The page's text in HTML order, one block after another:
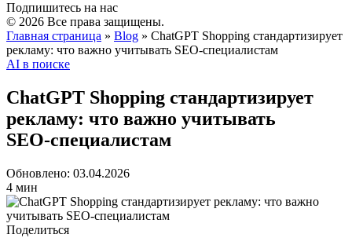
Подпишитесь на нас
© 2026 Все права защищены.
Главная страница » Blog » ChatGPT Shopping стандартизирует
рекламу: что важно учитывать SEO‑специалистам
AI в поиске
ChatGPT Shopping стандартизирует
рекламу: что важно учитывать
SEO‑специалистам
Обновлено: 03.04.2026
4 мин
Поделиться